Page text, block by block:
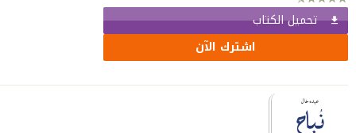
تحميل الكتاب
اشترك الآن